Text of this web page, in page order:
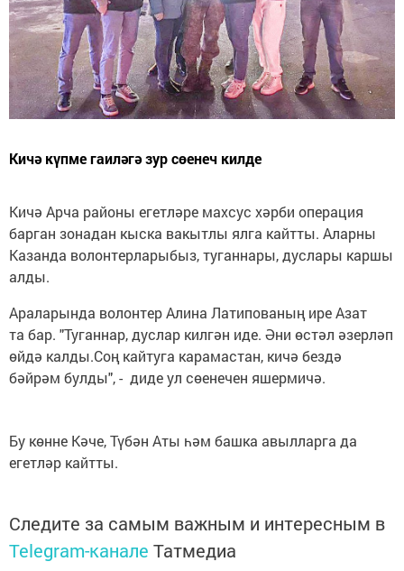
Кичә күпме гаиләгә зур сөенеч килде
Кичә Арча районы егетләре махсус хәрби операция
барган зонадан кыска вакытлы ялга кайтты. Аларны
Казанда волонтерларыбыз, туганнары, дуслары каршы
алды.
Араларында волонтер Алина Латипованың ире Азат
та бар. "Туганнар, дуслар килгән иде. Әни өстәл әзерләп
өйдә калды.Соң кайтуга карамастан, кичә бездә
бәйрәм булды", - диде ул сөенечен яшермичә.
Бу көнне Кәче, Түбән Аты һәм башка авылларга да
егетләр кайтты.
Следите за самым важным и интересным в
Telegram-канале Татмедиа